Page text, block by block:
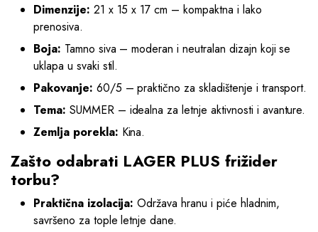
Dimenzije: 21 x 15 x 17 cm – kompaktna i lako
prenosiva.
Boja: Tamno siva – moderan i neutralan dizajn koji se
uklapa u svaki stil.
Pakovanje: 60/5 – praktično za skladištenje i transport.
Tema: SUMMER – idealna za letnje aktivnosti i avanture.
Zemlja porekla: Kina.
Zašto odabrati LAGER PLUS frižider
torbu?
Praktična izolacija: Održava hranu i piće hladnim,
savršeno za tople letnje dane.